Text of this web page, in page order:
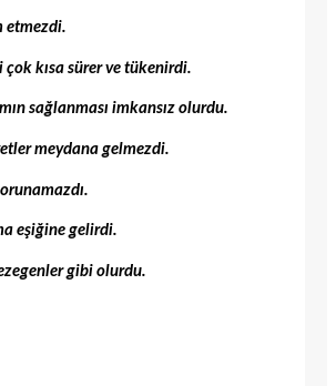
etmezdi.
çok kısa sürer ve tükenirdi.
sağlanması imkansız olurdu.
meydana gelmezdi.
eşiğine gelirdi.
gibi olurdu.